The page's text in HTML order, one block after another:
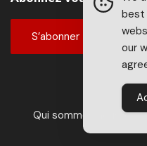
S’abonner
Qui sommes nous ?
best
our